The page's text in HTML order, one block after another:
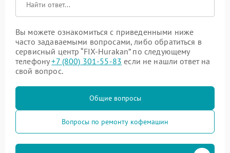
Вы можете ознакомиться с приведенными ниже
часто задаваемыми вопросами, либо обратиться в
сервисный центр “FIX-Hurakan” по следующему
телефону+7 (800) 301-55-83 если не нашли ответ на
свой вопрос.
Общие вопросы
Вопросы по ремонту кофемашин